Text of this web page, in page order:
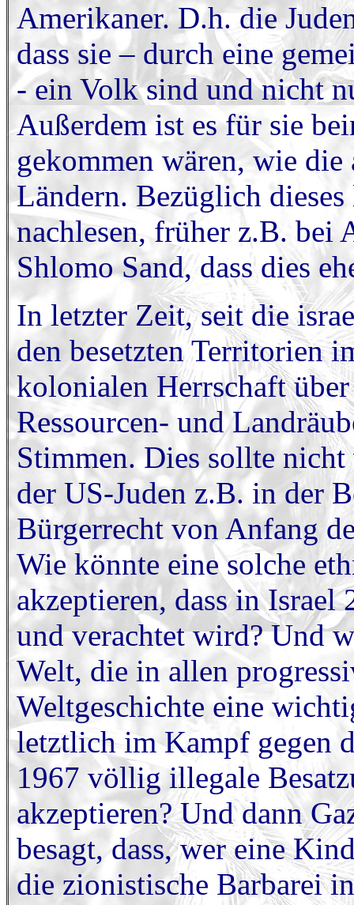
Amerikaner. D.h. die
dass sie – durch eine
- ein Volk sind und nicht
Außerdem ist es für sie
gekommen wären, wie
Ländern. Bezüglich
nachlesen, früher z.B. bei
Shlomo Sand, dass dies
In letzter Zeit, seit die
den besetzten Territorien
kolonialen Herrschaft
Ressourcen- und
Stimmen. Dies sollte
der US-Juden z.B. in der
Bürgerrecht von Anfang
Wie könnte eine solche
akzeptieren, dass in
und verachtet wird? Und
Welt, die in allen
Weltgeschichte eine
letztlich im Kampf gegen
1967 völlig illegale
akzeptieren? Und dann
besagt, dass, wer eine
die zionistische Barbarei